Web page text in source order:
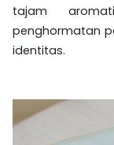
tajam
penghormatan
identitas.